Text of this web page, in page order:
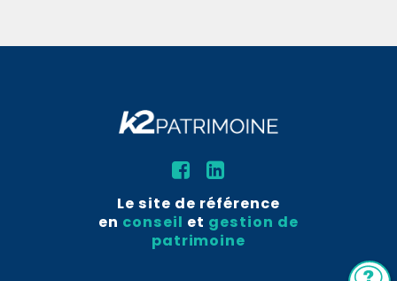
Le site de référence
en conseil et gestion de
patrimoine